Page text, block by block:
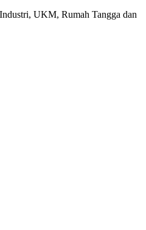
UKM, Rumah Tangga dan